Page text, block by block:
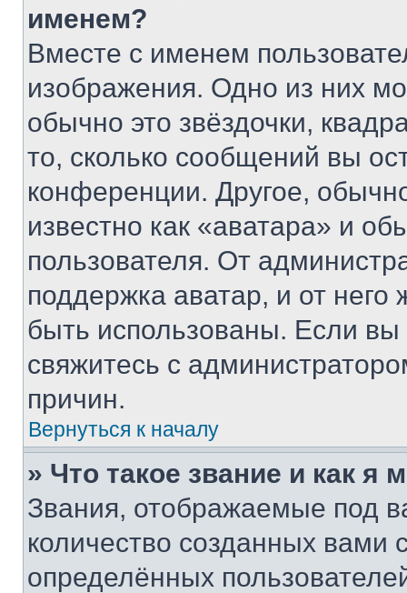
именем?
Вместе с именем
изображения. Одно из них
обычно это звёздочки,
то, сколько сообщений вы
конференции. Другое,
известно как «аватара» и
пользователя. От
поддержка аватар, и от него
быть использованы. Если
свяжитесь с
причин.
Вернуться к началу
» Что такое звание и как я
Звания, отображаемые под
количество созданных
определённых